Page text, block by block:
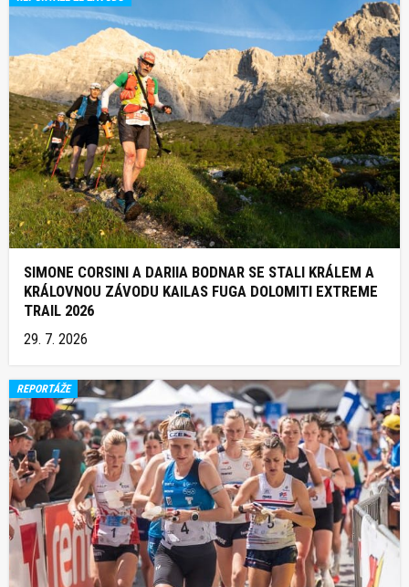
SIMONE CORSINI A DARIIA BODNAR SE STALI KRÁLEM A
KRÁLOVNOU ZÁVODU KAILAS FUGA DOLOMITI EXTREME
TRAIL 2026
29. 7. 2026
REPORTÁŽE